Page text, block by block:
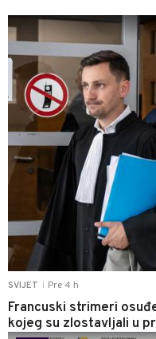
SVIJET Pre 4 h
Francuski strimeri
kojeg su zlostavljali u